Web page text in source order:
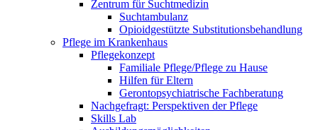
Zentrum für Suchtmedizin
Suchtambulanz
Opioidgestützte Substitutionsbehandlung
Pflege im Krankenhaus
Pflegekonzept
Familiale Pflege/Pflege zu Hause
Hilfen für Eltern
Gerontopsychiatrische Fachberatung
Nachgefragt: Perspektiven der Pflege
Skills Lab